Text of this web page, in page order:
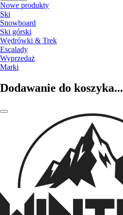
Nowe produkty
Ski
Snowboard
Ski górski
Wędrówki & Trek
Escalady
Wyprzedaż
Marki
Dodawanie do koszyka...